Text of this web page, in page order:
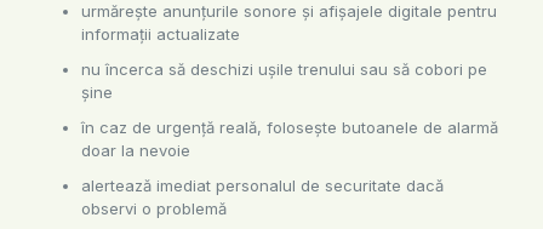
urmărește anunțurile sonore și afișajele digitale pentru
informații actualizate
nu încerca să deschizi ușile trenului sau să cobori pe
șine
în caz de urgență reală, folosește butoanele de alarmă
doar la nevoie
alertează imediat personalul de securitate dacă
observi o problemă